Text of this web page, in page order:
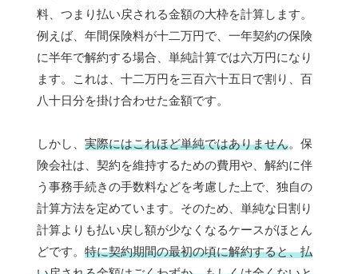
料、つまり払い戻される金額の大枠を計算します。
例えば、年間保険料が十二万円で、一年契約の保険
に半年で解約する場合、単純計算では六万円になり
ます。これは、十二万円を三百六十五日で割り、百
八十日分を掛け合わせた金額です。
しかし、 実際にはこれほど単純ではありません。保
険会社は、契約を維持するための費用や、解約に伴
う事務手続きの手数料などを考慮した上で、独自の
計算方法を定めています。そのため、単純な日割り
計算よりも払い戻し額が少なくなるケースがほとん
どです。 特に契約期間の最初の頃に解約すると、払